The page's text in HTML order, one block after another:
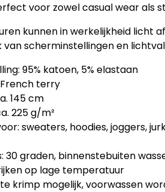
voor zowel casual wear als
kunnen in werkelijkheid licht
van scherminstellingen en
95% katoen, 5% elastaan
terry
145 cm
225 g/m²
sweaters, hoodies, joggers,
30 graden, binnenstebuiten
op lage temperatuur
krimp mogelijk, voorwassen